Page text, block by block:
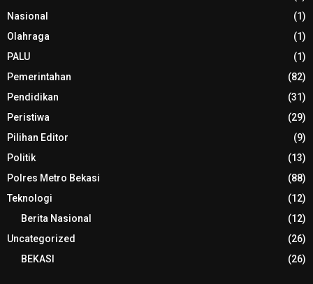
Nasional
(1)
Olahraga
(1)
PALU
(1)
Pemerintahan
(82)
Pendidikan
(31)
Peristiwa
(29)
Pilihan Editor
(9)
Politik
(13)
Polres Metro Bekasi
(88)
Teknologi
(12)
Berita Nasional
(12)
Uncategorized
(26)
BEKASI
(26)